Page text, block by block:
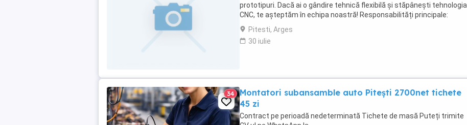
prototipuri. Dacă ai o gândire tehnică flexibilă și stăpânești tehnologia
CNC, te așteptăm în echipa noastră! Responsabilități principale:
Operarea și reglarea strungurilor ...
Pitesti, Arges
30 iulie
34
Montatori subansamble auto Pitești 2700net tichete
45 zi
Contract pe perioadă nedeterminată Tichete de masă Puteți trimite